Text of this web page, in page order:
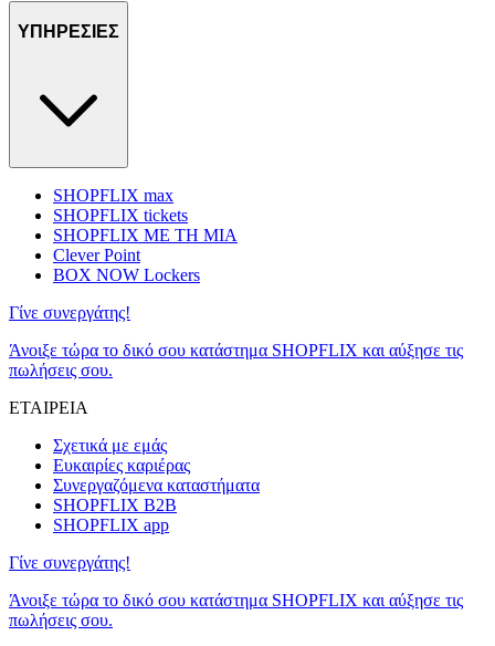
ΥΠΗΡΕΣΙΕΣ
SHOPFLIX max
SHOPFLIX tickets
SHOPFLIX ΜΕ ΤΗ ΜΙΑ
Clever Point
BOX NOW Lockers
Γίνε συνεργάτης!
Άνοιξε τώρα το δικό σου κατάστημα SHOPFLIX και αύξησε τις
πωλήσεις σου.
ΕΤΑΙΡΕΙΑ
Σχετικά με εμάς
Ευκαιρίες καριέρας
Συνεργαζόμενα καταστήματα
SHOPFLIX B2B
SHOPFLIX app
Γίνε συνεργάτης!
Άνοιξε τώρα το δικό σου κατάστημα SHOPFLIX και αύξησε τις
πωλήσεις σου.